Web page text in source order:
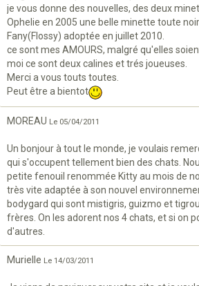
je vous donne des nouvelles, des deux
Ophelie en 2005 une belle minette toute
Fany(Flossy) adoptée en juillet 2010.
ce sont mes AMOURS, malgré qu'elles
moi ce sont deux calines et trés joueuses.
Merci a vous touts toutes.
Peut être a bientot
MOREAU Le 05/04/2011
Un bonjour à tout le monde, je voulais
qui s'occupent tellement bien des chats.
petite fenouil renommée Kitty au mois de
très vite adaptée à son nouvel
bodygard qui sont mistigris, guizmo et
frères. On les adorent nos 4 chats, et si on
d'autres.
Murielle Le 14/03/2011